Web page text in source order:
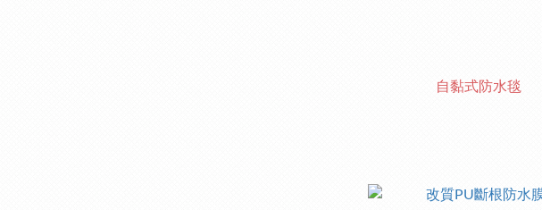
自黏式防水毯